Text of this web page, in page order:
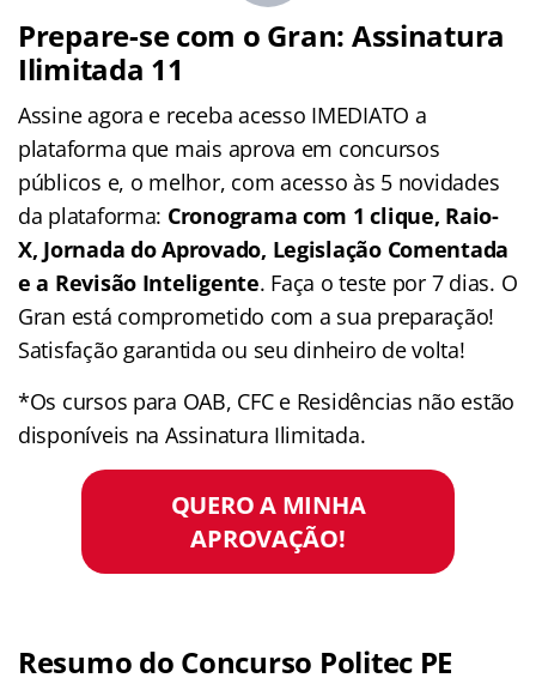
Prepare-se com o Gran: Assinatura
Ilimitada 11
Assine agora e receba acesso IMEDIATO a
plataforma que mais aprova em concursos
públicos e, o melhor, com acesso às 5 novidades
da plataforma: Cronograma com 1 clique, Raio-
X, Jornada do Aprovado, Legislação Comentada
e a Revisão Inteligente. Faça o teste por 7 dias. O
Gran está comprometido com a sua preparação!
Satisfação garantida ou seu dinheiro de volta!
*Os cursos para OAB, CFC e Residências não estão
disponíveis na Assinatura Ilimitada.
QUERO A MINHA
APROVAÇÃO!
Resumo do Concurso Politec PE